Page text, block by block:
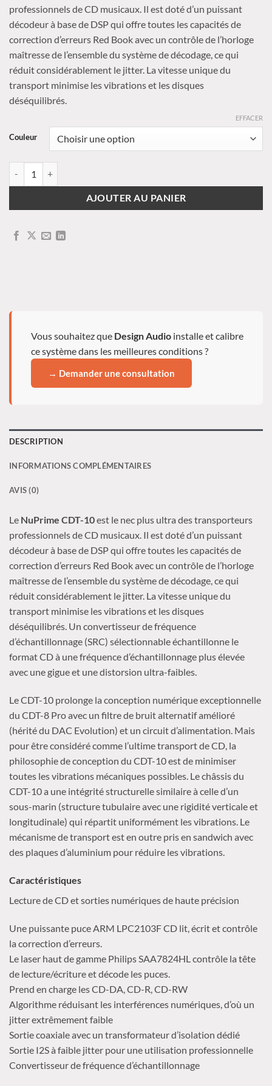
professionnels de CD musicaux. Il est doté d’un puissant
décodeur à base de DSP qui offre toutes les capacités de
correction d’erreurs Red Book avec un contrôle de l’horloge
maîtresse de l’ensemble du système de décodage, ce qui
réduit considérablement le jitter. La vitesse unique du
transport minimise les vibrations et les disques
déséquilibrés.
Couleur
EFFACER
AJOUTER AU PANIER
Vous souhaitez que Design Audio installe et calibre
ce système dans les meilleures conditions ?
→ Demander une consultation
DESCRIPTION
INFORMATIONS COMPLÉMENTAIRES
AVIS (0)
Le NuPrime CDT-10est le nec plus ultra des transporteurs
professionnels de CD musicaux. Il est doté d’un puissant
décodeur à base de DSP qui offre toutes les capacités de
correction d’erreurs Red Book avec un contrôle de l’horloge
maîtresse de l’ensemble du système de décodage, ce qui
réduit considérablement le jitter. La vitesse unique du
transport minimise les vibrations et les disques
déséquilibrés. Un convertisseur de fréquence
d’échantillonnage (SRC) sélectionnable échantillonne le
format CD à une fréquence d’échantillonnage plus élevée
avec une gigue et une distorsion ultra-faibles.
Le CDT-10 prolonge la conception numérique exceptionnelle
du CDT-8 Pro avec un filtre de bruit alternatif amélioré
(hérité du DAC Evolution) et un circuit d’alimentation. Mais
pour être considéré comme l’ultime transport de CD, la
philosophie de conception du CDT-10 est de minimiser
toutes les vibrations mécaniques possibles. Le châssis du
CDT-10 a une intégrité structurelle similaire à celle d’un
sous-marin (structure tubulaire avec une rigidité verticale et
longitudinale) qui répartit uniformément les vibrations. Le
mécanisme de transport est en outre pris en sandwich avec
des plaques d’aluminium pour réduire les vibrations.
Caractéristiques
Lecture de CD et sorties numériques de haute précision
Une puissante puce ARM LPC2103F CD lit, écrit et contrôle
la correction d’erreurs.
Le laser haut de gamme Philips SAA7824HL contrôle la tête
de lecture/écriture et décode les puces.
Prend en charge les CD-DA, CD-R, CD-RW
Algorithme réduisant les interférences numériques, d’où un
jitter extrêmement faible
Sortie coaxiale avec un transformateur d’isolation dédié
Sortie I2S à faible jitter pour une utilisation professionnelle
Convertisseur de fréquence d’échantillonnage